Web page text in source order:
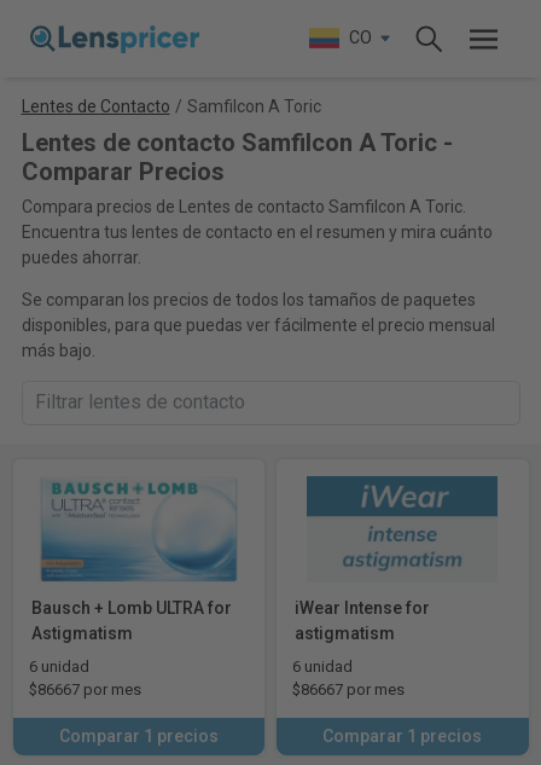
CO
Lentes de Contacto / Samfilcon A Toric
Lentes de contacto Samfilcon A Toric -
Comparar Precios
Compara precios de Lentes de contacto Samfilcon A Toric.
Encuentra tus lentes de contacto en el resumen y mira cuánto
puedes ahorrar.
Se comparan los precios de todos los tamaños de paquetes
disponibles, para que puedas ver fácilmente el precio mensual
más bajo.
Bausch + Lomb ULTRA for
Astigmatism
6 unidad
$86667 por mes
Comparar 1 precios
iWear Intense for
astigmatism
6 unidad
$86667 por mes
Comparar 1 precios